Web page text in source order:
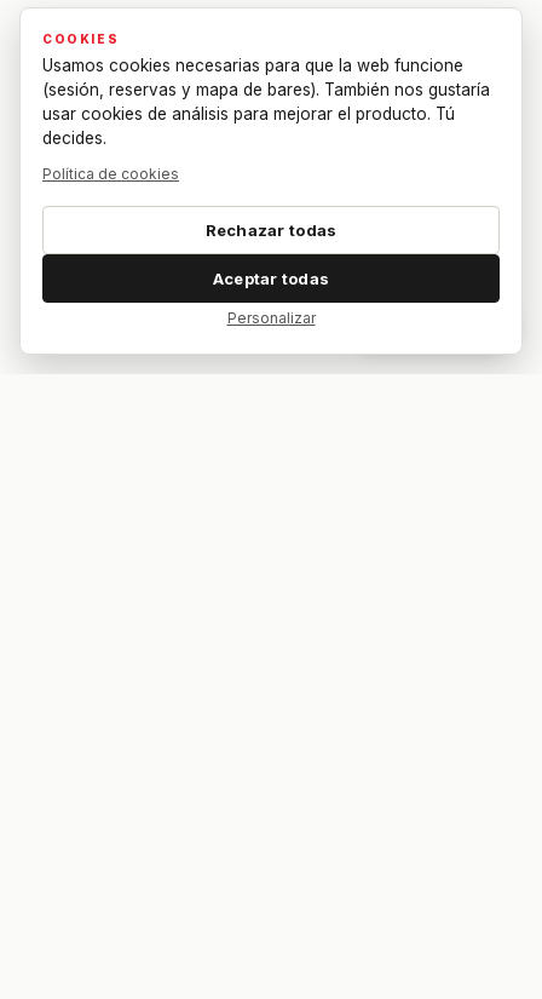
COOKIES
Usamos cookies necesarias para que la web funcione
(sesión, reservas y mapa de bares). También nos gustaría
usar cookies de análisis para mejorar el producto. Tú
decides.
Política de cookies
Rechazar todas
Aceptar todas
Personalizar